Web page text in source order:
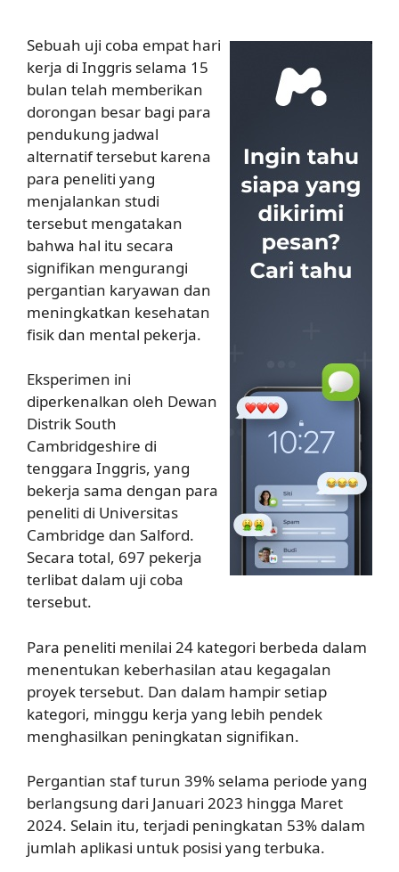
Sebuah uji coba empat hari
kerja di Inggris selama 15
bulan telah memberikan
dorongan besar bagi para
pendukung jadwal
alternatif tersebut karena
para peneliti yang
menjalankan studi
tersebut mengatakan
bahwa hal itu secara
signifikan mengurangi
pergantian karyawan dan
meningkatkan kesehatan
fisik dan mental pekerja.
Eksperimen ini
diperkenalkan oleh Dewan
Distrik South
Cambridgeshire di
tenggara Inggris, yang
bekerja sama dengan para
peneliti di Universitas
Cambridge dan Salford.
Secara total, 697 pekerja
terlibat dalam uji coba
tersebut.
Para peneliti menilai 24 kategori berbeda dalam
menentukan keberhasilan atau kegagalan
proyek tersebut. Dan dalam hampir setiap
kategori, minggu kerja yang lebih pendek
menghasilkan peningkatan signifikan.
Pergantian staf turun 39% selama periode yang
berlangsung dari Januari 2023 hingga Maret
2024. Selain itu, terjadi peningkatan 53% dalam
jumlah aplikasi untuk posisi yang terbuka.